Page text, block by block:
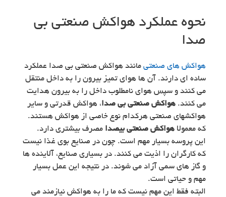
نحوه عملکرد هواکش صنعتی بی
صدا
هواکش های صنعتی مانند هواکش صنعتی بی صدا عملکرد
ساده ای دارند. آن ها هوای تمیز بیرون را به داخل منتقل
می کنند و سپس هوای نامطلوب داخل را به بیرون هدایت
می کنند. هواکش صنعتی بی صدا، هواکش قدرتی و سایر
هواکشهای صنعتی هرکدام نوع خاصی از هواکش هستند.
که معمولا هواکش صنعتی بیصدا مصرف بیشتری دارد.
این پروسه بسیار مهم است. چون در صنایع بوی غذا نیست
که کارگران را اذیت می کنند. در بسیاری صنایع، آلاینده ها
و گاز های سمی آزاد می شوند. در نتیجه این عمل بسیار
مهم و حیاتی است.
البته فقط این مهم نیست که ما را به هواکش نیازمند می